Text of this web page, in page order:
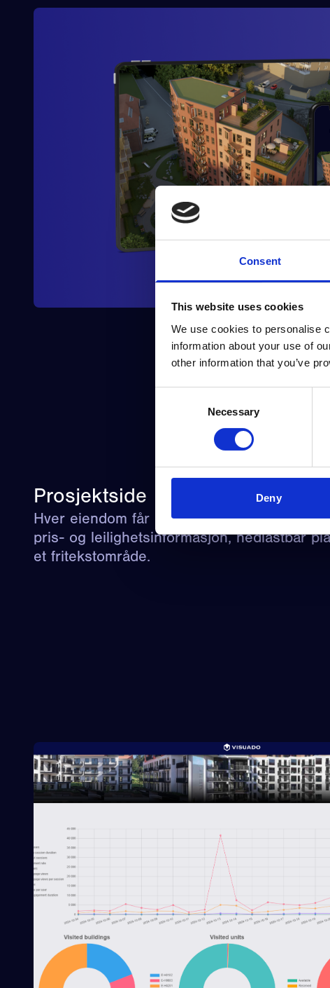
Consent
This website uses cookies
We use cookies to personalise
information about your use of
other information that you’ve
Necessary
Deny
Prosjektside
Hver eiendom får en prospektside med
pris- og leilighetsinformasjon, nedlastbar
et fritekstområde.